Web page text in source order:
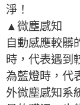
淨！
▲微塵感知
自動感應較髒
時，代表遇到
為藍燈時，代
外微塵感知系